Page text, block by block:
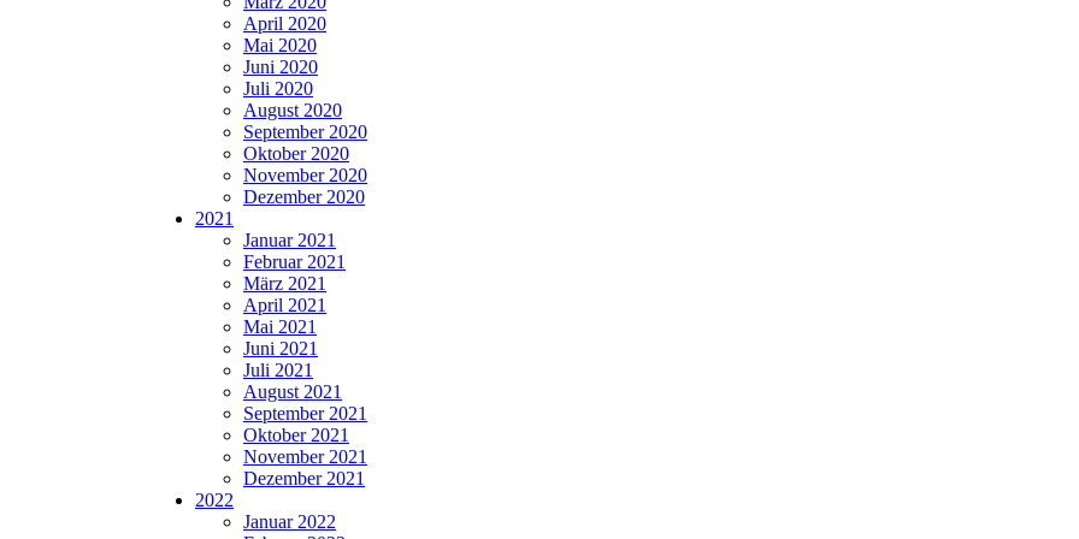
April 2020
Mai 2020
Juni 2020
Juli 2020
August 2020
September 2020
Oktober 2020
November 2020
Dezember 2020
2021
Januar 2021
Februar 2021
März 2021
April 2021
Mai 2021
Juni 2021
Juli 2021
August 2021
September 2021
Oktober 2021
November 2021
Dezember 2021
2022
Januar 2022